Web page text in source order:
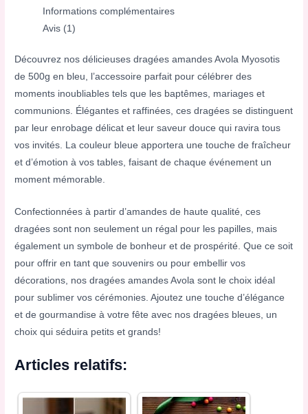
Informations complémentaires
Avis (1)
Découvrez nos délicieuses dragées amandes Avola Myosotis
de 500g en bleu, l’accessoire parfait pour célébrer des
moments inoubliables tels que les baptêmes, mariages et
communions. Élégantes et raffinées, ces dragées se distinguent
par leur enrobage délicat et leur saveur douce qui ravira tous
vos invités. La couleur bleue apportera une touche de fraîcheur
et d’émotion à vos tables, faisant de chaque événement un
moment mémorable.
Confectionnées à partir d’amandes de haute qualité, ces
dragées sont non seulement un régal pour les papilles, mais
également un symbole de bonheur et de prospérité. Que ce soit
pour offrir en tant que souvenirs ou pour embellir vos
décorations, nos dragées amandes Avola sont le choix idéal
pour sublimer vos cérémonies. Ajoutez une touche d’élégance
et de gourmandise à votre fête avec nos dragées bleues, un
choix qui séduira petits et grands!
Articles relatifs: